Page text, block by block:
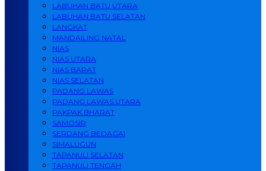
LABUHAN BATU UTARA
LABUHAN BATU SELATAN
LANGKAT
MANDAILING NATAL
NIAS
NIAS UTARA
NIAS BARAT
NIAS SELATAN
PADANG LAWAS
PADANG LAWAS UTARA
PAKPAK BHARAT
SAMOSIR
SERDANG BEDAGAI
SIMALUGUN
TAPANULI SELATAN
TAPANULI TENGAH